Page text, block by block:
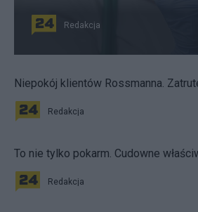
Redakcja
Niepokój klientów Rossmanna.
Redakcja
To nie tylko pokarm. Cudowne
Redakcja